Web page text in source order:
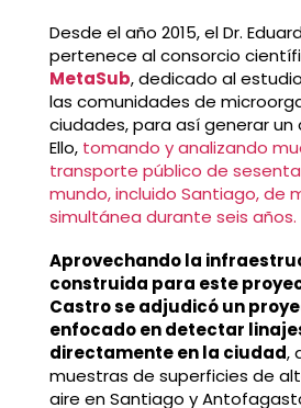
Desde el año 2015, el Dr.
pertenece al consorcio
MetaSub, dedicado al
las comunidades de
ciudades, para así generar un
Ello, tomando y analizando
transporte público de
mundo, incluido Santiago, de
simultánea durante seis años.
Aprovechando la
construida para este
Castro se adjudicó un
enfocado en detectar
directamente en la ciudad,
muestras de superficies de
aire en Santiago y